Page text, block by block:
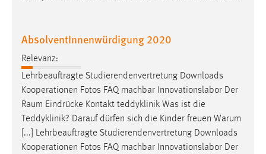
AbsolventInnenwürdigung 2020
Relevanz:
Lehrbeauftragte Studierendenvertretung Downloads
Kooperationen Fotos FAQ machbar Innovationslabor Der
Raum Eindrücke Kontakt teddyklinik Was ist die
Teddyklinik? Darauf dürfen sich die Kinder freuen Warum
[...] Lehrbeauftragte Studierendenvertretung Downloads
Kooperationen Fotos FAQ machbar Innovationslabor Der